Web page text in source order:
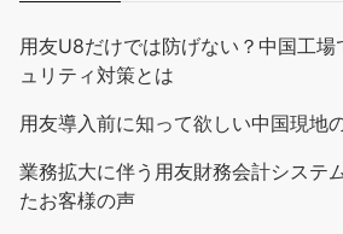
用友U8だけでは防げない？中国工場
ュリティ対策とは
用友導入前に知って欲しい中国現地
業務拡大に伴う用友財務会計システ
たお客様の声